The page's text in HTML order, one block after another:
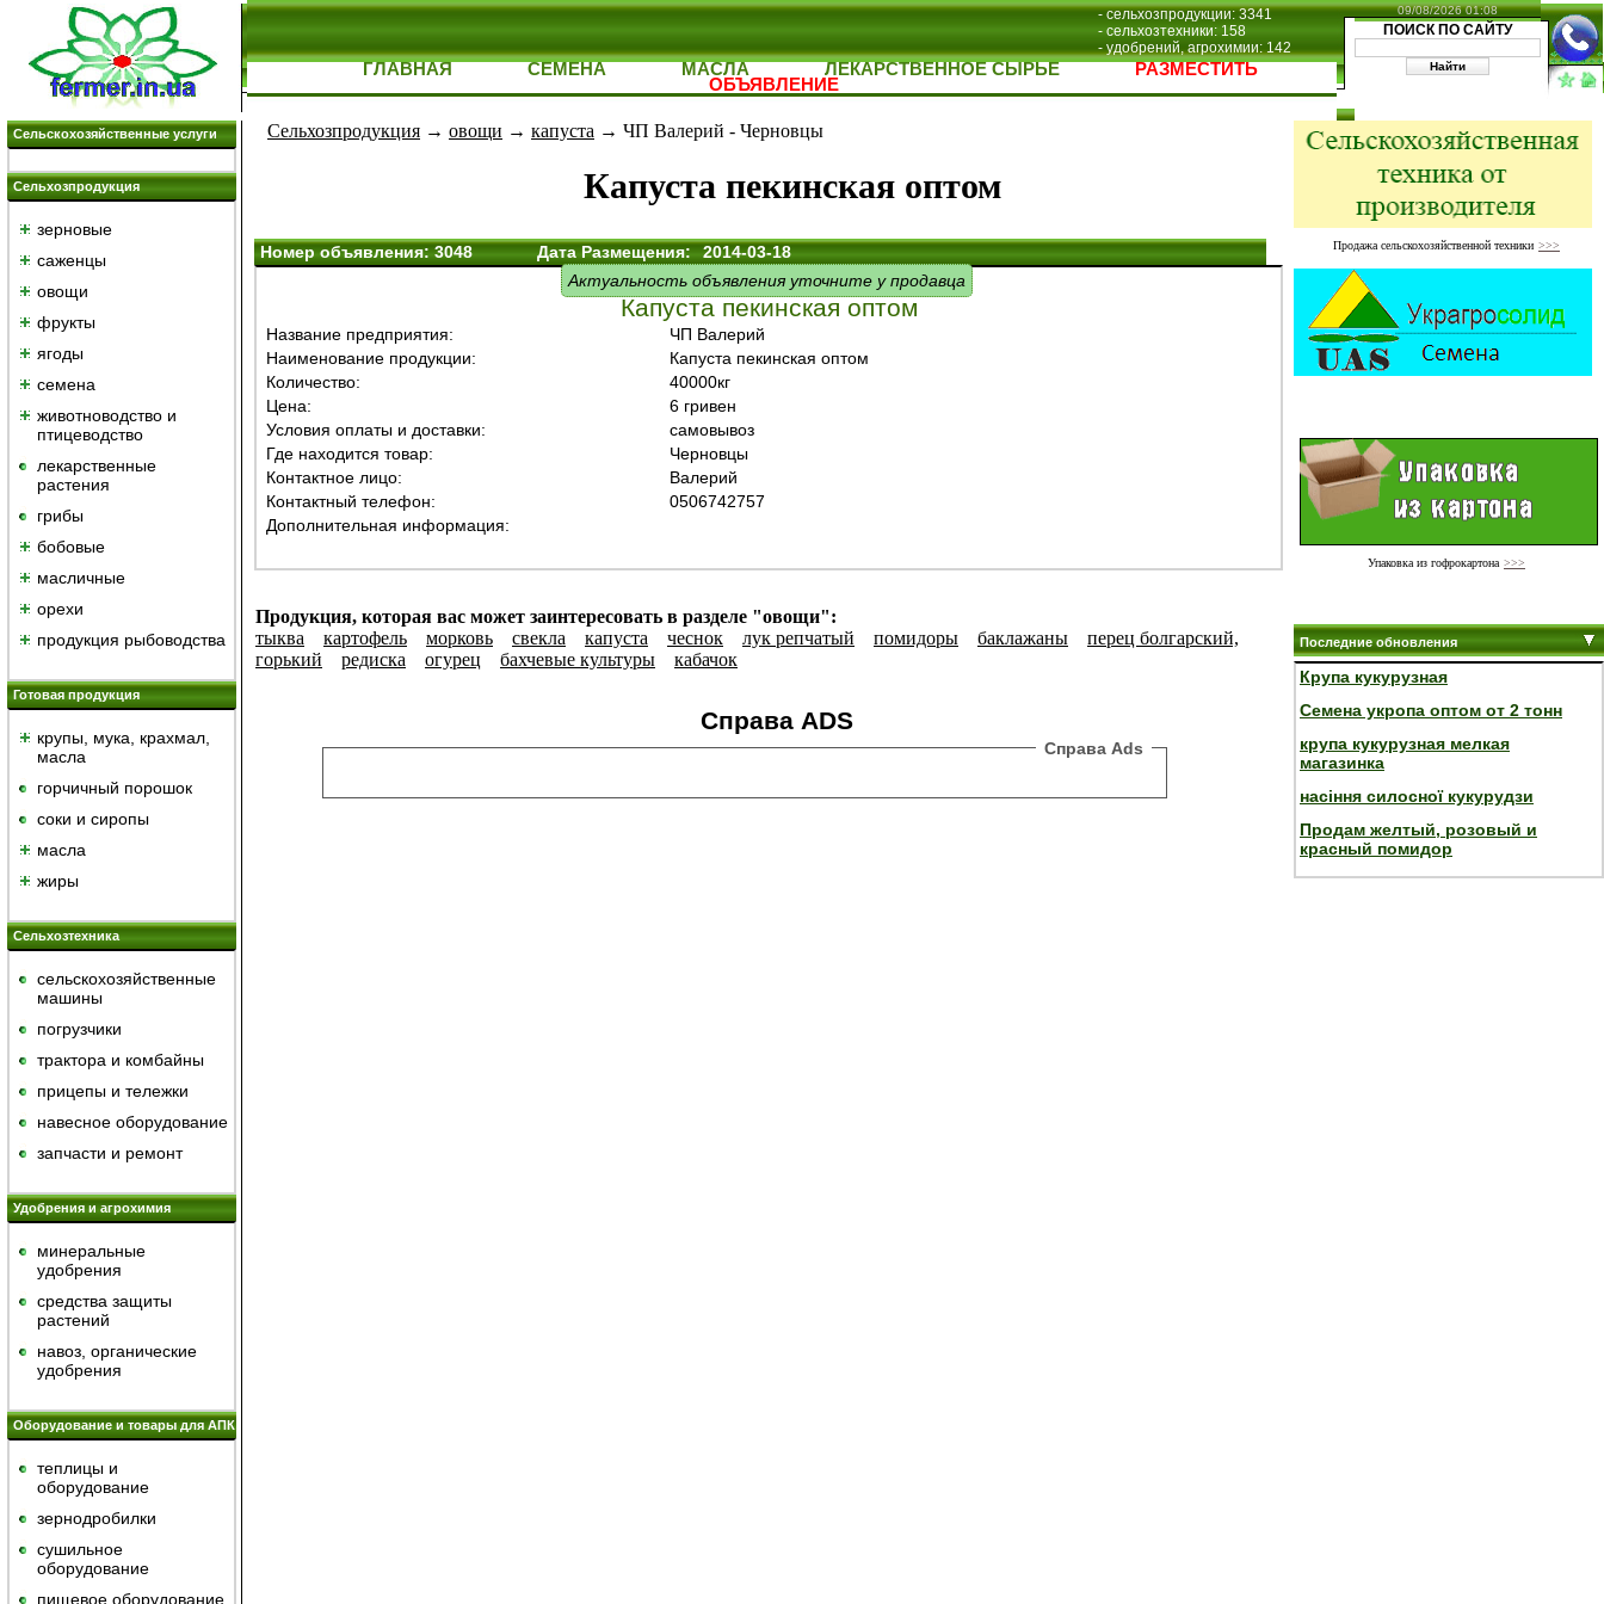
- сельхозпродукции: 3341
- сельхозтехники: 158
- удобрений, агрохимии: 142
09/08/2026 01:08
ПОИСК ПО САЙТУ
ГЛАВНАЯ СЕМЕНА МАСЛА ЛЕКАРСТВЕННОЕ СЫРЬЕ РАЗМЕСТИТЬ
ОБЪЯВЛЕНИЕ
Сельскохозяйственные услуги
Сельхозпродукция
зерновые
саженцы
овощи
фрукты
ягоды
семена
животноводство и
птицеводство
лекарственные
растения
грибы
бобовые
масличные
орехи
продукция рыбоводства
Готовая продукция
крупы, мука, крахмал,
масла
горчичный порошок
cоки и сиропы
масла
жиры
Сельхозтехника
сельскохозяйственные
машины
погрузчики
трактора и комбайны
прицепы и тележки
навесное оборудование
запчасти и ремонт
Удобрения и агрохимия
минеральные
удобрения
средства защиты
растений
навоз, органические
удобрения
Оборудование и товары для АПК
теплицы и
оборудование
зернодробилки
сушильное
оборудование
пищевое оборудование
Сельхозпродукция → овощи → капуста → ЧП Валерий - Черновцы
Капуста пекинская оптом
Номер объявления: 3048 Дата Размещения:
2014-03-18
Актуальность объявления уточните у продавца
Капуста пекинская оптом
Название предприятия:
ЧП Валерий
Наименование продукции:
Капуста пекинская оптом
Количество:
40000кг
Цена:
6 гривен
Условия оплаты и доставки:
самовывоз
Где находится товар:
Черновцы
Контактное лицо:
Валерий
Контактный телефон:
0506742757
Дополнительная информация:
Продукция, которая вас может заинтересовать в разделе "овощи":
тыква
картофель морковь свекла капуста чеснок лук репчатый помидоры баклажаны
перец болгарский,
горький
редиска огурец бахчевые культуры кабачок
Справа ADS
Справа Ads
Продажа сельскохозяйственной техники >>>
Упаковка из гофрокартона >>>
Последние обновления
Крупа кукурузная
Семена укропа оптом от 2 тонн
крупа кукурузная мелкая
магазинка
насіння силосної кукурудзи
Продам желтый, розовый и
красный помидор